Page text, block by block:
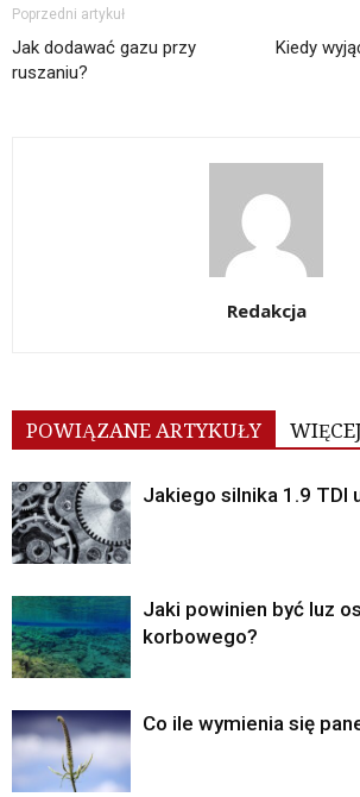
Poprzedni artykuł
Jak dodawać gazu przy
ruszaniu?
Kiedy
Redakcja
POWIĄZANE ARTYKUŁY
Jakiego silnika 1.9 TDI
Jaki powinien być luz
korbowego?
Co ile wymienia się